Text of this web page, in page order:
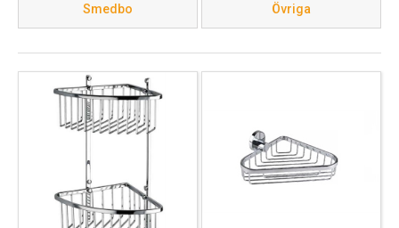
Smedbo Övriga